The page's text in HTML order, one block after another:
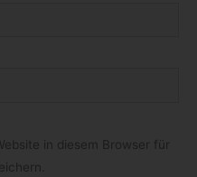
in diesem Browser für